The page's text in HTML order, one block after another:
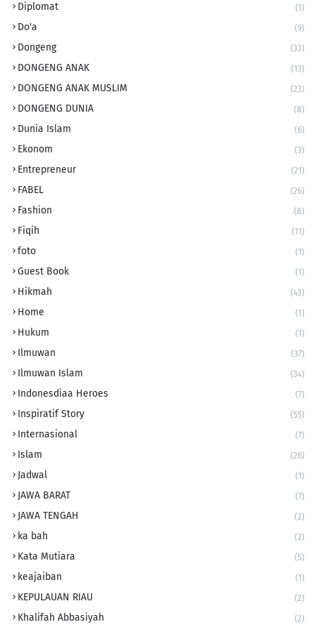
Diplomat (1)
Do'a (9)
Dongeng (33)
DONGENG ANAK (13)
DONGENG ANAK MUSLIM (23)
DONGENG DUNIA (8)
Dunia Islam (6)
Ekonom (3)
Entrepreneur (21)
FABEL (26)
Fashion (8)
Fiqih (11)
foto (1)
Guest Book (1)
Hikmah (43)
Home (1)
Hukum (1)
Ilmuwan (37)
Ilmuwan Islam (34)
Indonesdiaa Heroes (7)
Inspiratif Story (55)
Internasional (7)
Islam (26)
Jadwal (1)
JAWA BARAT (7)
JAWA TENGAH (2)
ka bah (2)
Kata Mutiara (5)
keajaiban (1)
KEPULAUAN RIAU (2)
Khalifah Abbasiyah (2)